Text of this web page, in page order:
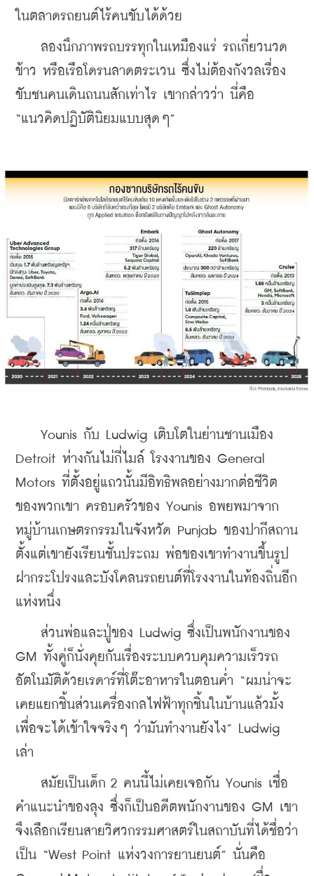
ในตลาดรถยนต์ไร้คนขับได้ด้วย
ลองนึกภาพรถบรรทุกในเหมืองแร่ รถเกี่ยวนวด
ข้าว หรือเรือโดรนลาดตระเวน ซึ่งไม่ต้องกังวลเรื่อง
ขับชนคนเดินถนนสักเท่าไร เขากล่าวว่า นี่คือ
“แนวคิดปฏิบัตินิยมแบบสุดๆ”
Younis กับ Ludwig เติบโตในย่านชานเมือง
Detroit ห่างกันไม่กี่ไมล์ โรงงานของ General
Motors ที่ตั้งอยู่แถวนั้นมีอิทธิพลอย่างมากต่อชีวิต
ของพวกเขา ครอบครัวของ Younis อพยพมาจาก
หมู่บ้านเกษตรกรรมในจังหวัด Punjab ของปากีสถาน
ตั้งแต่เขายังเรียนชั้นประถม พ่อของเขาทำงานขึ้นรูป
ฝากระโปรงและบังโคลนรถยนต์ที่โรงงานในท้องถิ่นอีก
แห่งหนึ่ง
ส่วนพ่อและปู่ของ Ludwig ซึ่งเป็นพนักงานของ
GM ทั้งคู่ก็นั่งคุยกันเรื่องระบบควบคุมความเร็วรถ
อัตโนมัติด้วยเรดาร์ที่โต๊ะอาหารในตอนค่ำ “ผมน่าจะ
เคยแยกชิ้นส่วนเครื่องกลไฟฟ้าทุกชิ้นในบ้านแล้วมั้ง
เพื่อจะได้เข้าใจจริงๆ ว่ามันทำงานยังไง” Ludwig
เล่า
สมัยเป็นเด็ก 2 คนนี้ไม่เคยเจอกัน Younis เชื่อ
คำแนะนำของลุง ซึ่งก็เป็นอดีตพนักงานของ GM เขา
จึงเลือกเรียนสายวิศวกรรมศาสตร์ในสถาบันที่ได้ชื่อว่า
เป็น “West Point แห่งวงการยานยนต์” นั่นคือ